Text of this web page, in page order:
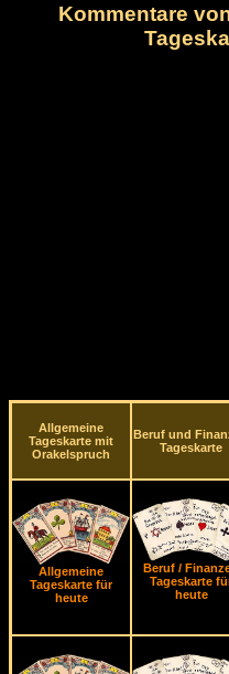
Kommentare
Allgemeine
Tageskarte mit
Orakelspruch
Beruf und
Tageskarte
Allgemeine
Tageskarte für
heute
Beruf /
Tageskarte
heute